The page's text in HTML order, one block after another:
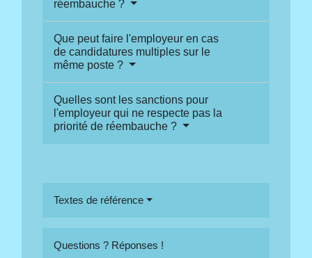
réembauche ?
Que peut faire l'employeur en cas
de candidatures multiples sur le
même poste ?
Quelles sont les sanctions pour
l'employeur qui ne respecte pas la
priorité de réembauche ?
Textes de référence
Questions ? Réponses !